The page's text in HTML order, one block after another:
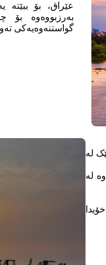
عێراق، بۆ ببێتە
بەرزبووەوە بۆ
گواستنەوەیەکی
لە
لە